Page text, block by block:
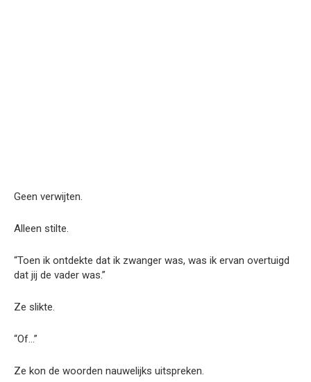
Geen verwijten.
Alleen stilte.
“Toen ik ontdekte dat ik zwanger was, was ik ervan overtuigd
dat jij de vader was.”
Ze slikte.
“Of…”
Ze kon de woorden nauwelijks uitspreken.